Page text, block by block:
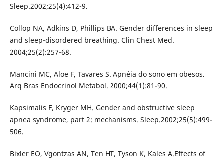
Sleep.2002;25(4):412-9.
Collop NA, Adkins D, Phillips BA. Gender differences in sleep
and sleep-disordered breathing. Clin Chest Med.
2004;25(2):257-68.
Mancini MC, Aloe F, Tavares S. Apnéia do sono em obesos.
Arq Bras Endocrinol Metabol. 2000;44(1):81-90.
Kapsimalis F, Kryger MH. Gender and obstructive sleep
apnea syndrome, part 2: mechanisms. Sleep.2002;25(5):499-
506.
Bixler EO, Vgontzas AN, Ten HT, Tyson K, Kales A.Effects of